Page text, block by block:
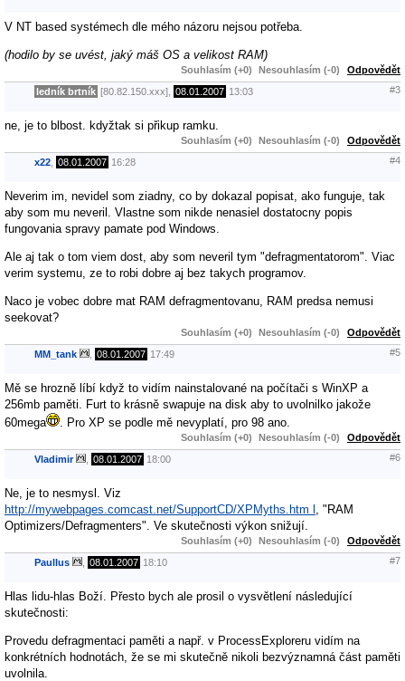
V NT based systémech dle mého názoru nejsou potřeba.
(hodilo by se uvést, jaký máš OS a velikost RAM)
Souhlasím (+0) Nesouhlasím (-0) Odpovědět
ledník brtník [80.82.150.xxx], 08.01.2007 13:03 #3
ne, je to blbost. kdyžtak si přikup ramku.
Souhlasím (+0) Nesouhlasím (-0) Odpovědět
x22 08.01.2007 16:28 #4
Neverim im, nevidel som ziadny, co by dokazal popisat, ako funguje, tak
aby som mu neveril. Vlastne som nikde nenasiel dostatocny popis
fungovania spravy pamate pod Windows.
Ale aj tak o tom viem dost, aby som neveril tym "defragmentatorom". Viac
verim systemu, ze to robi dobre aj bez takych programov.
Naco je vobec dobre mat RAM defragmentovanu, RAM predsa nemusi
seekovat?
Souhlasím (+0) Nesouhlasím (-0) Odpovědět
MM_tank 08.01.2007 17:49 #5
Mě se hrozně líbí když to vidím nainstalované na počítači s WinXP a
256mb paměti. Furt to krásně swapuje na disk aby to uvolnilko jakože
60mega
. Pro XP se podle mě nevyplatí, pro 98 ano.
Souhlasím (+0) Nesouhlasím (-0) Odpovědět
Vladimir 08.01.2007 18:00 #6
Ne, je to nesmysl. Viz
http://mywebpages.comcast.net/SupportCD/XPMyths.htm l , "RAM
Optimizers/Defragmenters". Ve skutečnosti výkon snižují.
Souhlasím (+0) Nesouhlasím (-0) Odpovědět
Paullus 08.01.2007 18:10 #7
Hlas lidu-hlas Boží. Přesto bych ale prosil o vysvětlení následující
skutečnosti:
Provedu defragmentaci paměti a např. v ProcessExploreru vidím na
konkrétních hodnotách, že se mi skutečně nikoli bezvýznamná část paměti
uvolnila.